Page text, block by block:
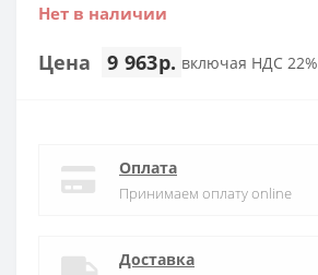
Нет в наличии
Цена 9 963р. включая НДС 22%
Оплата
Принимаем оплату online
Доставка